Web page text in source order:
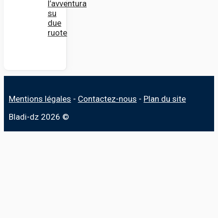
l’avventura
su
due
ruote
Mentions légales - Contactez-nous - Plan du site
Bladi-dz 2026 ©